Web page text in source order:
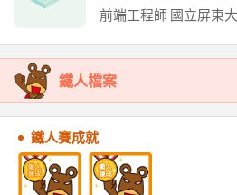
前端工程師 國立屏東
鐵人檔案
鐵人賽成就